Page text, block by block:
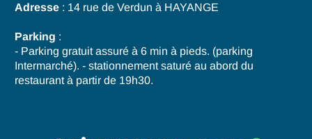
Adresse : 14 rue de Verdun à HAYANGE
Parking :
- Parking gratuit assuré à 6 min à pieds. (parking
Intermarché). - stationnement saturé au abord du
restaurant à partir de 19h30.